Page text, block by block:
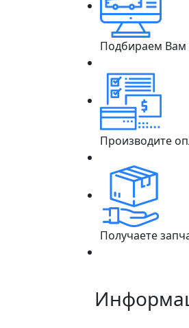
Подбираем Вам
Производите
Получаете